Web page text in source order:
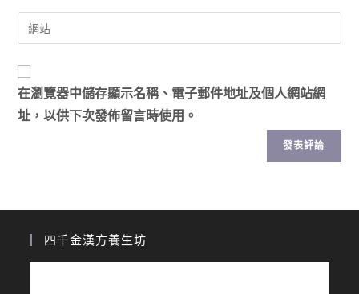
在瀏覽器中儲存顯示名稱、電子郵件地址及個人網站網
址，以供下次發佈留言時使用。
四千金漢方養生坊